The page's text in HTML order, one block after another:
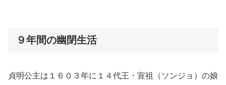
９年間の幽閉生活
貞明公主は１６０３年に１４代王・宣祖（ソンジョ）の娘